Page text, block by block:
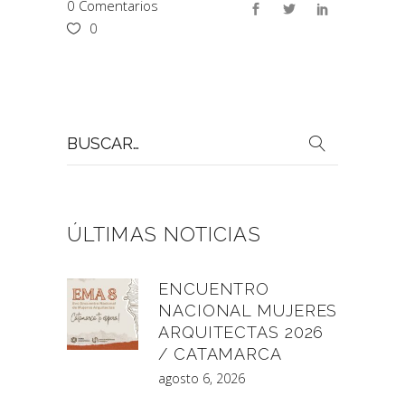
0 Comentarios
0
por:
ÚLTIMAS NOTICIAS
ENCUENTRO
NACIONAL MUJERES
ARQUITECTAS 2026
/ CATAMARCA
agosto 6, 2026